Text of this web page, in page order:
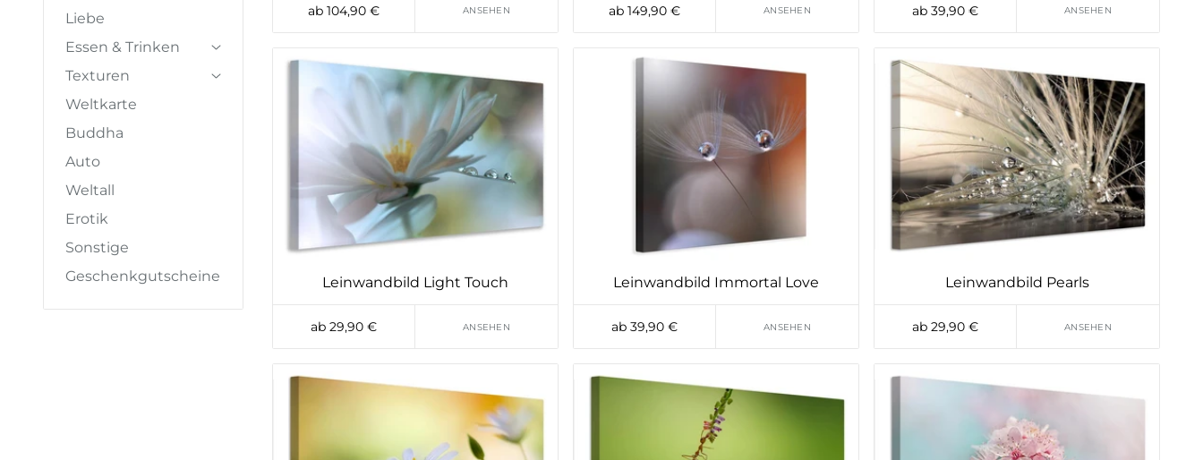
Liebe
Essen & Trinken
Texturen
Weltkarte
Buddha
Auto
Weltall
Erotik
Sonstige
Geschenkgutscheine
ab 104,90 € ANSEHEN ab 149,90 € ANSEHEN ab 39,90 € ANSEHEN
Leinwandbild Light Touch
ab 29,90 € ANSEHEN
Leinwandbild Immortal Love
ab 39,90 € ANSEHEN
Leinwandbild Pearls
ab 29,90 € ANSEHEN